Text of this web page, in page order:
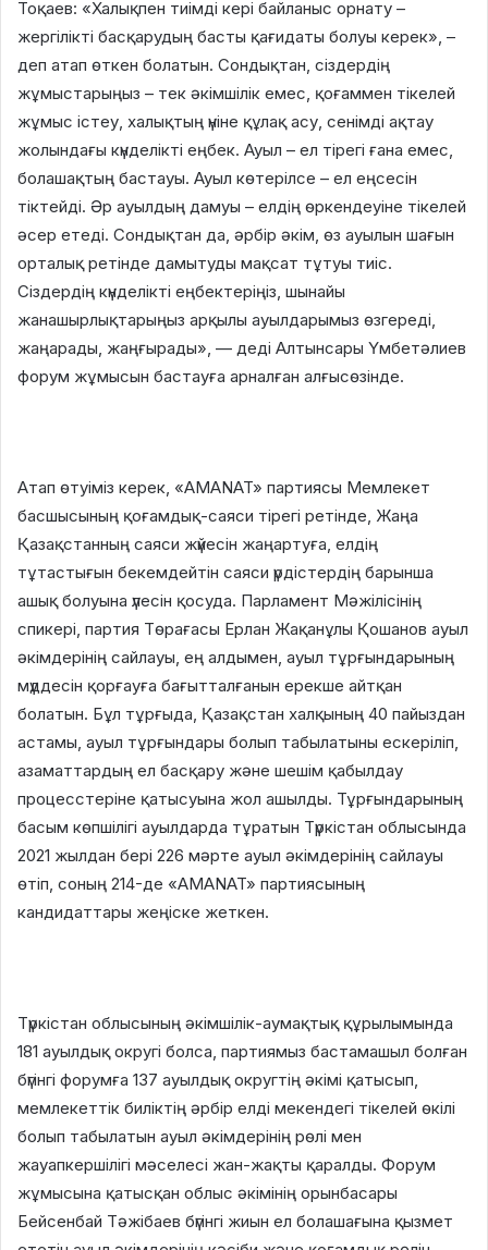
Тоқаев: «Халықпен тиімді кері байланыс орнату –
жергілікті басқарудың басты қағидаты болуы керек», –
деп атап өткен болатын. Сондықтан, сіздердің
жұмыстарыңыз – тек әкімшілік емес, қоғаммен тікелей
жұмыс істеу, халықтың үніне құлақ асу, сенімді ақтау
жолындағы күнделікті еңбек. Ауыл – ел тірегі ғана емес,
болашақтың бастауы. Ауыл көтерілсе – ел еңсесін
тіктейді. Әр ауылдың дамуы – елдің өркендеуіне тікелей
әсер етеді. Сондықтан да, әрбір әкім, өз ауылын шағын
орталық ретінде дамытуды мақсат тұтуы тиіс.
Сіздердің күнделікті еңбектеріңіз, шынайы
жанашырлықтарыңыз арқылы ауылдарымыз өзгереді,
жаңарады, жаңғырады», — деді Алтынсары Үмбетәлиев
форум жұмысын бастауға арналған алғысөзінде.
Атап өтуіміз керек, «AMANAT» партиясы Мемлекет
басшысының қоғамдық-саяси тірегі ретінде, Жаңа
Қазақстанның саяси жүйесін жаңартуға, елдің
тұтастығын бекемдейтін саяси үрдістердің барынша
ашық болуына үлесін қосуда. Парламент Мәжілісінің
спикері, партия Төрағасы Ерлан Жақанұлы Қошанов ауыл
әкімдерінің сайлауы, ең алдымен, ауыл тұрғындарының
мүддесін қорғауға бағытталғанын ерекше айтқан
болатын. Бұл тұрғыда, Қазақстан халқының 40 пайыздан
астамы, ауыл тұрғындары болып табылатыны ескеріліп,
азаматтардың ел басқару және шешім қабылдау
процесстеріне қатысуына жол ашылды. Тұрғындарының
басым көпшілігі ауылдарда тұратын Түркістан облысында
2021 жылдан бері 226 мәрте ауыл әкімдерінің сайлауы
өтіп, соның 214-де «AMANAT» партиясының
кандидаттары жеңіске жеткен.
Түркістан облысының әкімшілік-аумақтық құрылымында
181 ауылдық округі болса, партиямыз бастамашыл болған
бүгінгі форумға 137 ауылдық округтің әкімі қатысып,
мемлекеттік биліктің әрбір елді мекендегі тікелей өкілі
болып табылатын ауыл әкімдерінің рөлі мен
жауапкершілігі мәселесі жан-жақты қаралды. Форум
жұмысына қатысқан облыс әкімінің орынбасары
Бейсенбай Тәжібаев бүгінгі жиын ел болашағына қызмет